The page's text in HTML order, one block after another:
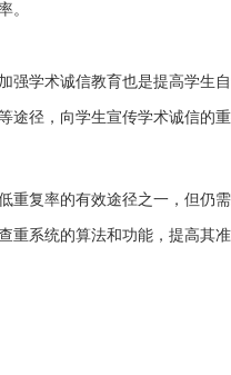
。
强学术诚信教育也是提高学生
途径，向学生宣传学术诚信的
重复率的有效途径之一，但仍
重系统的算法和功能，提高其